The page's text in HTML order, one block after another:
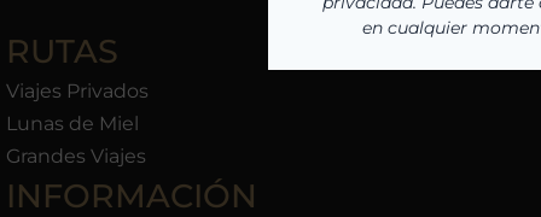
RUTAS
Viajes Privados
Lunas de Miel
Grandes Viajes
INFORMACIÓN